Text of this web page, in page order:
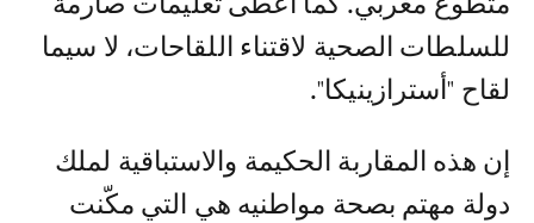
للسلطات الصحية لاقتناء اللقاحات، لا سيما
لقاح "أسترازينيكا".
إن هذه المقاربة الحكيمة والاستباقية لملك
دولة مهتم بصحة مواطنيه هي التي مكّنت